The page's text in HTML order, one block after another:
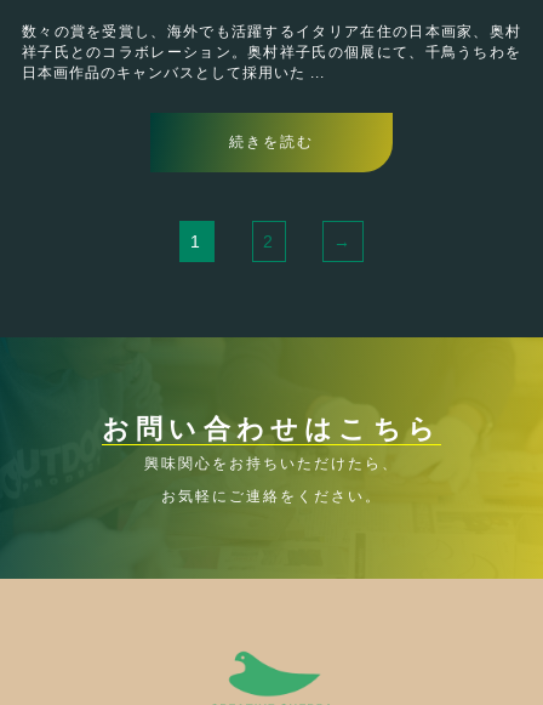
数々の賞を受賞し、海外でも活躍するイタリア在住の日本画家、奥村
祥子氏とのコラボレーション。奥村祥子氏の個展にて、千鳥うちわを
日本画作品のキャンバスとして採用いた ...
続きを読む
1 2 →
お問い合わせはこちら
興味関心をお持ちいただけたら、
お気軽にご連絡をください。